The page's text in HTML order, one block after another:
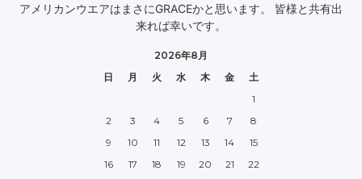
アメリカンウエアはまさにGRACEかと思います。 皆様と共有出
来れば幸いです。
2026年8月
日
月 火 水 木 金
土
1
2
3 4 5 6 7
8
9
10 11 12 13 14
15
16
17 18 19 20 21
22